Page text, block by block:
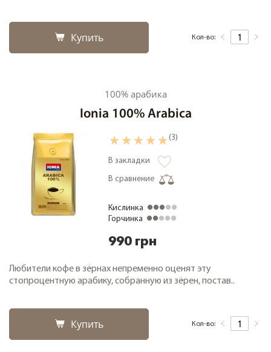
Купить Кол-во:
100% арабика
Ionia 100% Arabica
(3)
В закладки
В сравнение
Кислинка
Горчинка
990 грн
Любители кофе в зёрнах непременно оценят эту
стопроцентную арабику, собранную из зёрен, постав..
Купить Кол-во: